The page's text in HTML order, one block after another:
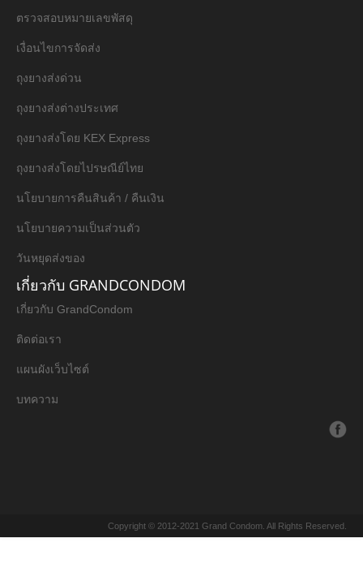
ตรวจสอบหมายเลขพัสดุ
เงื่อนไขการจัดส่ง
ถุงยางส่งด่วน
ถุงยางส่งต่างประเทศ
ถุงยางส่งโดย KEX Express
ถุงยางส่งโดยไปรษณีย์ไทย
นโยบายการคืนสินค้า / คืนเงิน
นโยบายความเป็นส่วนตัว
วันหยุดส่งของ
เกี่ยวกับ GRANDCONDOM
เกี่ยวกับ GrandCondom
ติดต่อเรา
แผนผังเว็บไซต์
บทความ
Copyright © 2012-2021 Grand Condom. All Rights Reserved.